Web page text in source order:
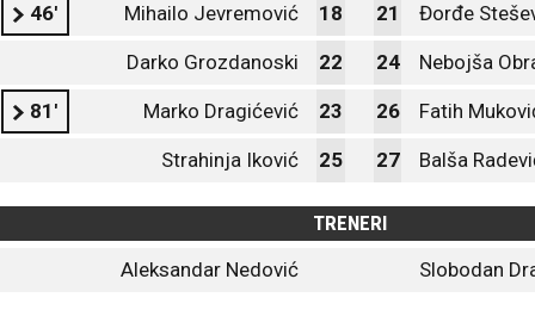
46' Mihailo Jevremović 18 21 Đorđe
Darko Grozdanoski 22 24 Nebojša
81' Marko Dragićević 23 26 Fatih
Strahinja Iković 25 27 Balša
TRENERI
Aleksandar Nedović
Slobodan